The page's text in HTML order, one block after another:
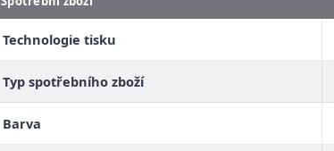
Technologie tisku
Typ spotřebního zboží
Barva